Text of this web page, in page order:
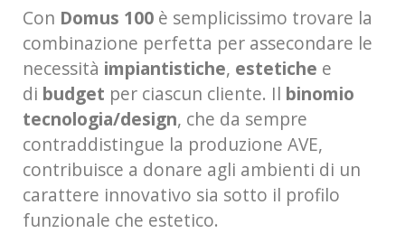
Con Domus 100 è semplicissimo trovare la
combinazione perfetta per assecondare le
necessità impiantistiche, estetiche e
di budget per ciascun cliente. Il binomio
tecnologia/design, che da sempre
contraddistingue la produzione AVE,
contribuisce a donare agli ambienti di un
carattere innovativo sia sotto il profilo
funzionale che estetico.